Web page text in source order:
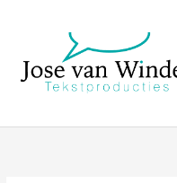
inhoud